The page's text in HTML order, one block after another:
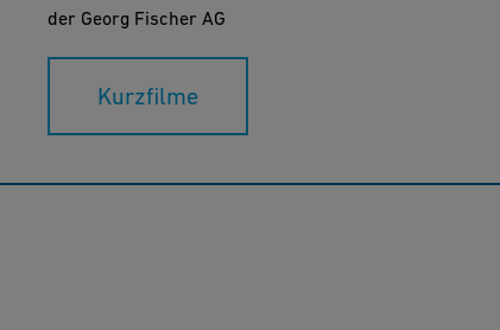
der Georg Fischer AG
Kurzfilme